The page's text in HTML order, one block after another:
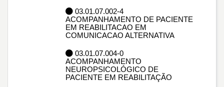
03.01.07.002-4
ACOMPANHAMENTO DE PACIENTE
EM REABILITACAO EM
COMUNICACAO ALTERNATIVA
03.01.07.004-0
ACOMPANHAMENTO
NEUROPSICOLÓGICO DE
PACIENTE EM REABILITAÇÃO